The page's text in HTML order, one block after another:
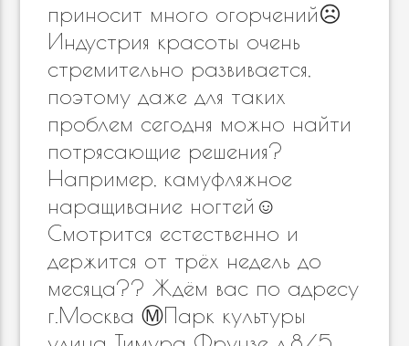
приносит много огорчений☹️
Индустрия красоты очень
стремительно развивается,
поэтому даже для таких
проблем сегодня можно найти
потрясающие решения?
Например, камуфляжное
наращивание ногтей☺️
Смотрится естественно и
держится от трёх недель до
месяца?? Ждём вас по адресу
г.Москва Ⓜ️Парк культуры